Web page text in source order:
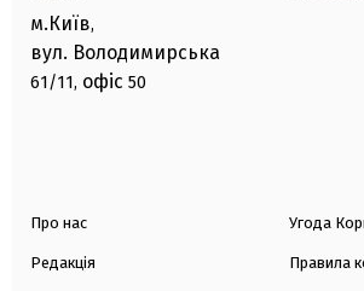
м.Київ,
вул. Володимирська
61/11, офіс 50
Про нас
Редакція
Угода
Правила